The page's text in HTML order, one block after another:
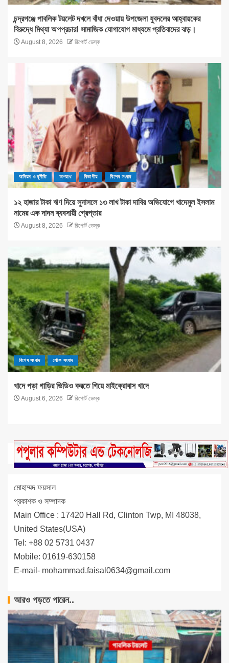
চন্দ্রগঞ্জে পাবলিক টয়লেট দখলে বাঁধা দেওয়ায় উপজেলা যুবদলের আহ্বায়কের
বিরুদ্ধে মিথ্যা অপপ্রচার! সামাজিক যোগাযোগ মাধ্যমে প্রতিবাদের ঝড়।
August 8, 2026 রিপোর্ট ডেস্ক
অনিয়ম ও দূর্নীতি অপরাধ বিভাগীয় বিশেষ সংবাদ
১২ হাজার টাকা ঋণ দিয়ে সুদাসলে ১৩ লাখ টাকা দাবির অভিযোগে খাদেমুল ইসলাম
নামের এক দাদন ব্যবসায়ী গ্রেপ্তার
August 8, 2026 রিপোর্ট ডেস্ক
বিশেষ সংবাদ শোক সংবাদ
খাদে পড়া গাড়ির ভিডিও করতে গিয়ে মাইক্রোবাস খাদে
August 6, 2026 রিপোর্ট ডেস্ক
মোহাম্মদ ফয়সাল
প্রকাশক ও সম্পাদক
Main Office : 17420 Hall Rd, Clinton Twp, MI 48038,
United States(USA)
Tel: +88 02 5731 0437
Mobile: 01619-630158
E-mail- mohammad.faisal0634@gmail.com
আরও পড়তে পারেন..